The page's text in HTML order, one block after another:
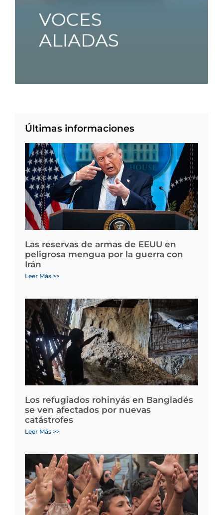
Últimas informaciones
Las reservas de armas de EEUU en
peligrosa mengua por la guerra con
Irán
Leer Más >>
Los refugiados rohinyás en Bangladés
se ven afectados por nuevas
catástrofes
Leer Más >>